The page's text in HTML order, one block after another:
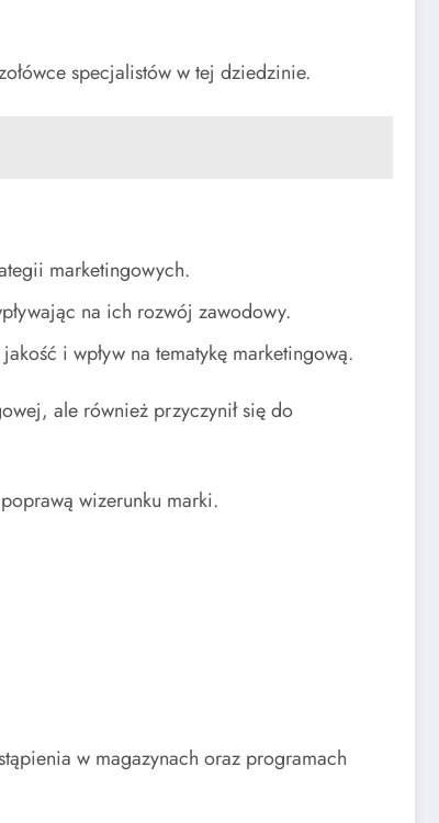
specjalistów w tej dziedzinie.
marketingowych.
na ich rozwój zawodowy.
i wpływ na tematykę marketingową.
ale również przyczynił się do
wizerunku marki.
w magazynach oraz programach